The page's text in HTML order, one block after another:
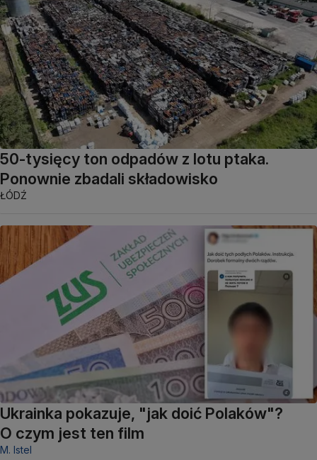
50-tysięcy ton odpadów z lotu ptaka.
Ponownie zbadali składowisko
ŁÓDŹ
Ukrainka pokazuje, "jak doić Polaków"?
O czym jest ten film
M. Istel